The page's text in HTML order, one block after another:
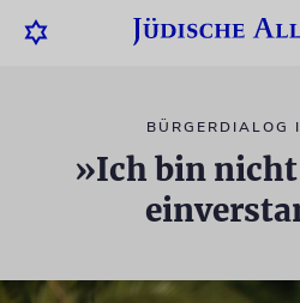
BÜRGERDIALOG
»Ich bin